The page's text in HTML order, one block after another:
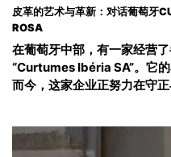
皮革的艺术与革新：对话葡萄牙
ROSA
在葡萄牙中部，有一家经营
“Curtumes Ibéria SA”。它
而今，这家企业正努力在守正